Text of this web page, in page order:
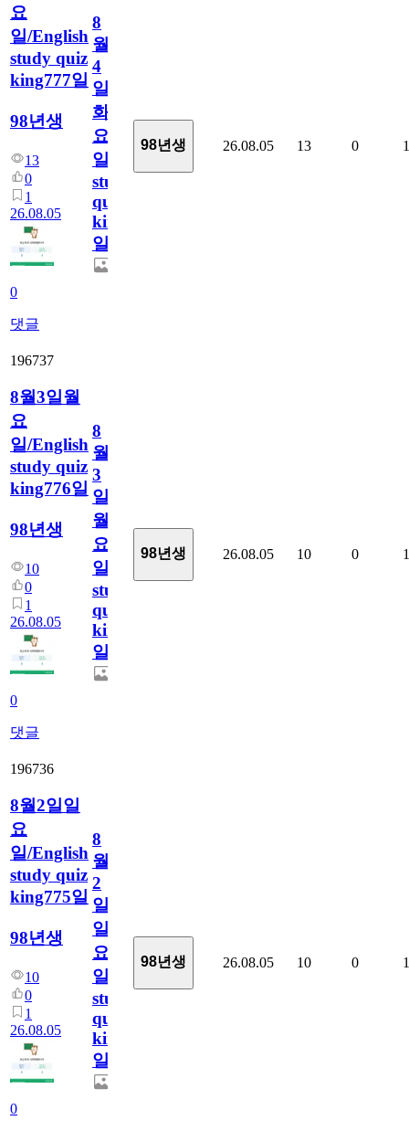
요
일/English
study quiz
king777일
98년생
13
0
1
26.08.05
0
댓글
8
월
4
일
화
요
일/English
study
quiz
king777
일
98년생 26.08.05 13 0 1
196737
8월3일월
요
일/English
study quiz
king776일
98년생
10
0
1
26.08.05
0
댓글
8
월
3
일
월
요
일/English
study
quiz
king776
일
98년생 26.08.05 10 0 1
196736
8월2일일
요
일/English
study quiz
king775일
98년생
10
0
1
26.08.05
0
8
월
2
일
일
요
일/English
study
quiz
king775
일
98년생 26.08.05 10 0 1